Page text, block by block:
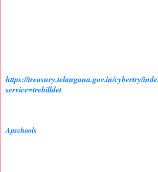
https://treasury.telangana.gov.in/cybertry/
service=trebilldet
Apschools